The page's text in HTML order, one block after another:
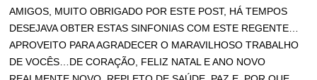
AMIGOS, MUITO OBRIGADO POR ESTE POST, HÁ TEMPOS
DESEJAVA OBTER ESTAS SINFONIAS COM ESTE REGENTE…
APROVEITO PARA AGRADECER O MARAVILHOSO TRABALHO
DE VOCÊS…DE CORAÇÃO, FELIZ NATAL E ANO NOVO